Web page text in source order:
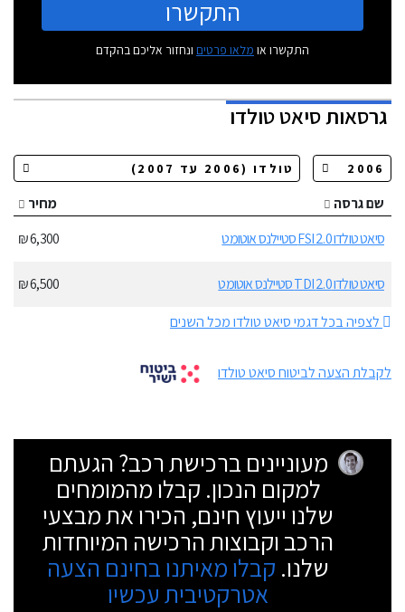
התקשרו
התקשרו או מלאו פרטים ונחזור אליכם בהקדם
גרסאותסיאט טולדו
שם גרסה
מחיר
סיאט טולדו 2.0 FSI סטיילנס אוטומט
6,300 ₪
סיאט טולדו 2.0 TDI סטיילנס אוטומט
6,500 ₪
לצפיה בכל דגמי סיאט טולדו מכל השנים
לקבלת הצעה לביטוח סיאט טולדו
מעוניינים ברכישת רכב? הגעתם
למקום הנכון. קבלו מהמומחים
שלנו ייעוץ חינם, הכירו את מבצעי
הרכב וקבוצות הרכישה המיוחדות
שלנו. קבלו מאיתנו בחינם הצעה
אטרקטיבית עכשיו